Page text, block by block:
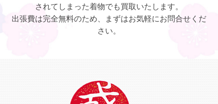
されてしまった着物でも買取いたします。
出張費は完全無料のため、まずはお気軽にお問合せくだ
さい。